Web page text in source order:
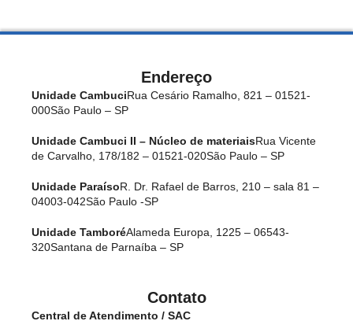
Endereço
Unidade CambuciRua Cesário Ramalho, 821 – 01521-
000São Paulo – SP
Unidade Cambuci II – Núcleo de materiaisRua Vicente
de Carvalho, 178/182 – 01521-020São Paulo – SP
Unidade ParaísoR. Dr. Rafael de Barros, 210 – sala 81 –
04003-042São Paulo -SP
Unidade TamboréAlameda Europa, 1225 – 06543-
320Santana de Parnaíba – SP
Contato
Central de Atendimento / SAC